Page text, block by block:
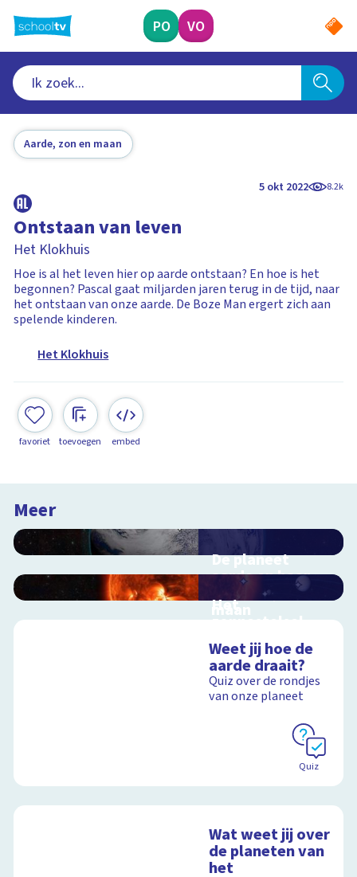
naar
hoofdinhoud
PO VO
Aarde, zon en maan
5 okt 2022 8.2k
Ontstaan van leven
Het Klokhuis
Hoe is al het leven hier op aarde ontstaan? En hoe is het
begonnen? Pascal gaat miljarden jaren terug in de tijd, naar
het ontstaan van onze aarde. De Boze Man ergert zich aan
spelende kinderen.
Het Klokhuis
favoriet toevoegen embed
Meer
De planeet
aarde en haar
satelliet, de
maan
Interactieve
schoolplaat voorbij
de dampkring
Het
zonnestelsel
schoolplaat langs de
planeten
Schoolplaat
Weet jij hoe de
aarde draait?
Quiz over de rondjes
van onze planeet
Quiz
Wat weet jij over
de planeten van
het